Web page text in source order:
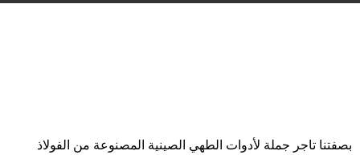
بصفتنا تاجر جملة لأدوات الطهي الصينية المصنوعة من الفولاذ